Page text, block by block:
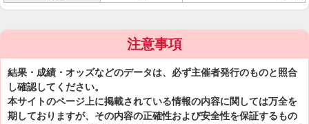
注意事項
結果・成績・オッズなどのデータは、必ず主催者発行のものと照合
し確認してください。
本サイトのページ上に掲載されている情報の内容に関しては万全を
期しておりますが、その内容の正確性および安全性を保証するもの